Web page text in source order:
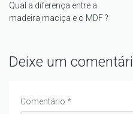
Qual a diferença entre a
madeira maciça e o MDF ?
Deixe um
Comentário *